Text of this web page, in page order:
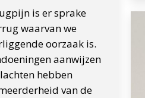
is er sprake
waarvan we
oorzaak is.
aanwijzen
hebben
van de